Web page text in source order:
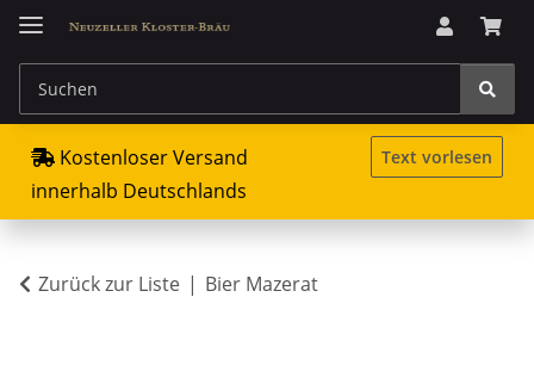
Kostenloser Versand
innerhalb Deutschlands
Text vorlesen
Zurück zur Liste Bier Mazerat